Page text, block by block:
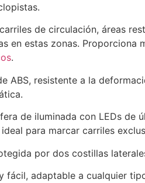
de circulación, áreas
en estas zonas.
.
ABS, resistente a la
de iluminada con LEDs
para marcar carriles
por dos costillas
fácil, adaptable a cualquier